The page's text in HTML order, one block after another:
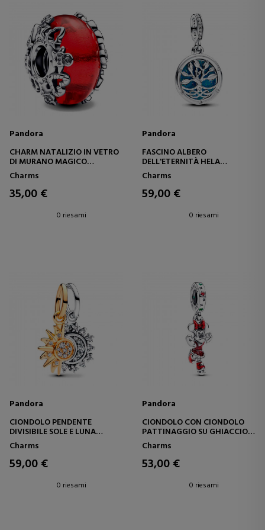
Pandora
CHARM NATALIZIO IN VETRO
DI MURANO MAGICO
793597C00
Charms
35,00 €
0 riesami
Pandora
FASCINO ALBERO
DELL'ETERNITÀ HELA
793599C01
Charms
59,00 €
0 riesami
Pandora
CIONDOLO PENDENTE
DIVISIBILE SOLE E LUNA
763585C01
Charms
59,00 €
0 riesami
Pandora
CIONDOLO CON CIONDOLO
PATTINAGGIO SU GHIACCIO
MINNIE MOUSE 793530C01
Charms
53,00 €
0 riesami